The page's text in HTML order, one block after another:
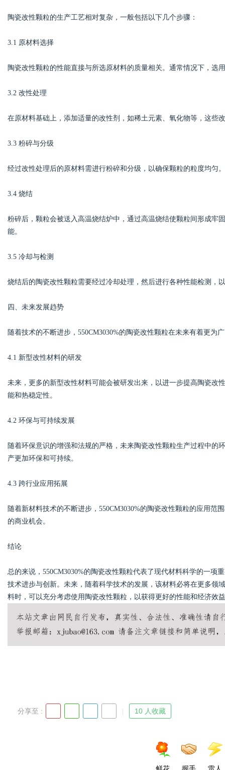
陶瓷改性颗粒的生产工艺相对复杂，一般包括以下几个步骤：
3.1 原材料选择
陶瓷改性颗粒的性能直接与所选原材料的质量相关。通常情况下，选
3.2 改性处理
在原材料基础上，添加适量的改性剂，如稀土元素、氧化物等，这些
3.3 粉碎与分级
经过改性处理后的原材料需进行粉碎和分级，以确保颗粒的粒度均匀
3.4 烧结
粉碎后，颗粒会被送入高温烧结炉中，通过高温烧结使颗粒间形成牢
能。
3.5 冷却与检测
烧结后的陶瓷改性颗粒需要经过冷却处理，然后进行各种性能检测，
四、未来发展趋势
随着技术的不断进步，550CM3030%的陶瓷改性颗粒在未来有着更为
4.1 新型改性材料的研发
未来，更多的新型改性材料可能会被研发出来，以进一步提高陶瓷改
能和热稳定性。
4.2 环保与可持续发展
随着环保意识的增强和法规的严格，未来陶瓷改性颗粒生产过程中的
产更加环保和可持续。
4.3 跨行业应用拓展
随着新材料技术的不断进步，550CM3030%的陶瓷改性颗粒的应用
的商业机会。
结论
总的来说，550CM3030%的陶瓷改性颗粒代表了现代材料科学的一
技术进步与创新。未来，随着科学技术的发展，该材料必将在更多领
料时，可以充分考虑使用陶瓷改性颗粒，以获得更好的性能和经济效
分享至 : 10 人收藏